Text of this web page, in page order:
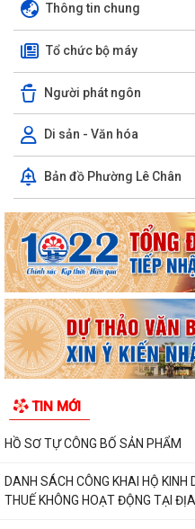
Thông tin chung
Tổ chức bộ máy
Người phát ngôn
Di sản - Văn hóa
Bản đồ Phường Lê Chân
TIN MỚI
HỒ SƠ TỰ CÔNG BỐ SẢN PHẨM
DANH SÁCH CÔNG KHAI HỘ
THUẾ KHÔNG HOẠT ĐỘNG TẠI ĐỊA